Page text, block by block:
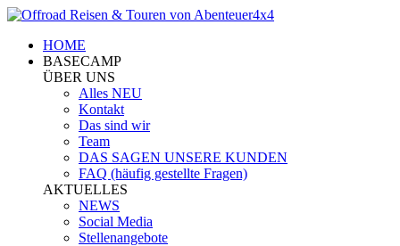
HOME
BASECAMP
ÜBER UNS
Alles NEU
Kontakt
Das sind wir
Team
DAS SAGEN UNSERE KUNDEN
FAQ (häufig gestellte Fragen)
AKTUELLES
NEWS
Social Media
Stellenangebote